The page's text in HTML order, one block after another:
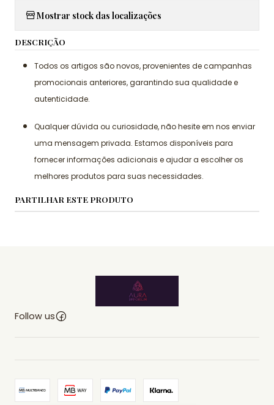
Mostrar stock das localizações
DESCRIÇÃO
Todos os artigos são novos, provenientes de campanhas
promocionais anteriores, garantindo sua qualidade e
autenticidade.
Qualquer dúvida ou curiosidade, não hesite em nos enviar
uma mensagem privada. Estamos disponíveis para
fornecer informações adicionais e ajudar a escolher os
melhores produtos para suas necessidades.
PARTILHAR ESTE PRODUTO
Follow us